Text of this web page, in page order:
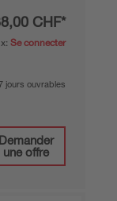
CHF*
Se connecter
jours ouvrables
Demander
une offre